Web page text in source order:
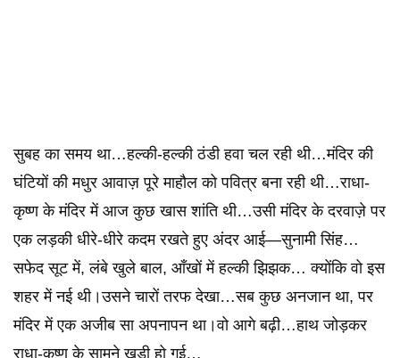
सुबह का समय था…हल्की-हल्की ठंडी हवा चल रही थी…मंदिर की
घंटियों की मधुर आवाज़ पूरे माहौल को पवित्र बना रही थी…राधा-
कृष्ण के मंदिर में आज कुछ खास शांति थी…उसी मंदिर के दरवाज़े पर
एक लड़की धीरे-धीरे कदम रखते हुए अंदर आई—सुनामी सिंह…
सफेद सूट में, लंबे खुले बाल, आँखों में हल्की झिझक… क्योंकि वो इस
शहर में नई थी।उसने चारों तरफ देखा…सब कुछ अनजान था, पर
मंदिर में एक अजीब सा अपनापन था।वो आगे बढ़ी…हाथ जोड़कर
राधा-कृष्ण के सामने खड़ी हो गई…